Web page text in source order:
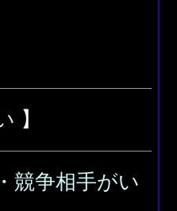
】
競争相手がい